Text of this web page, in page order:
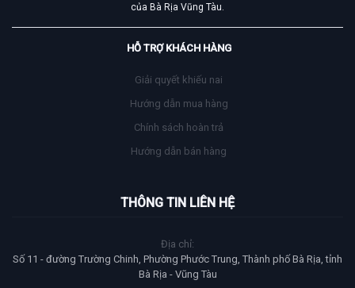
của Bà Rịa Vũng Tàu.
HỖ TRỢ KHÁCH HÀNG
Giải quyết khiếu nai
Hướng dẫn mua hàng
Chính sách hoàn trả
Hướng dẫn bán hàng
THÔNG TIN LIÊN HỆ
Địa chỉ:
Số 11 - đường Trường Chinh, Phường Phước Trung, Thành phố Bà Rịa, tỉnh
Bà Rịa - Vũng Tàu